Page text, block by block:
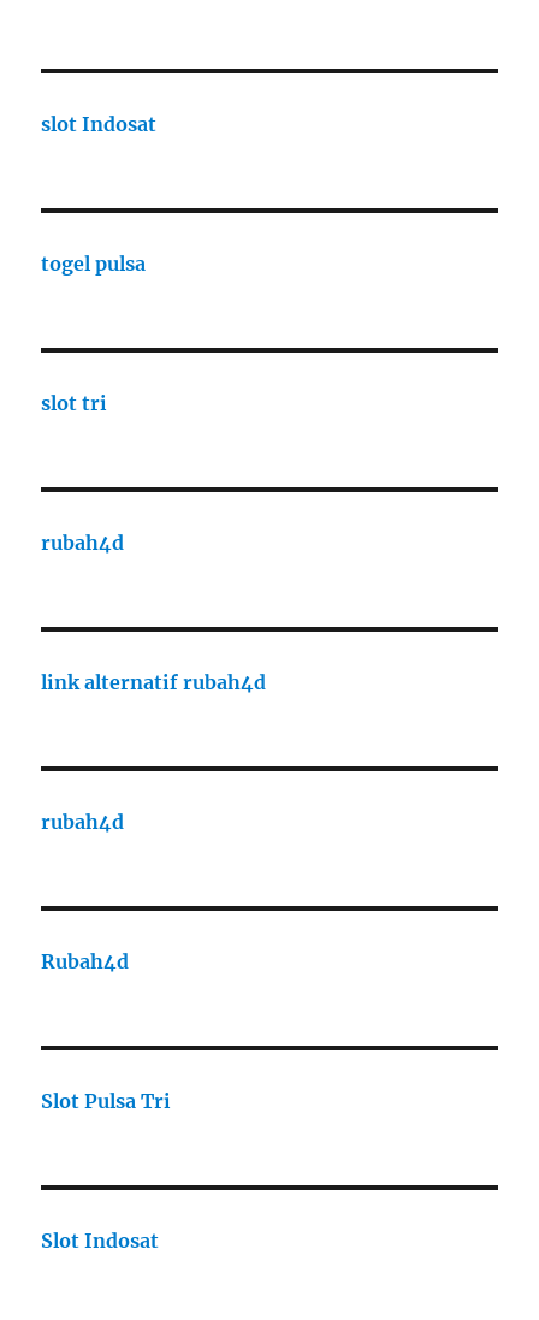
slot Indosat
togel pulsa
slot tri
rubah4d
link alternatif rubah4d
rubah4d
Rubah4d
Slot Pulsa Tri
Slot Indosat